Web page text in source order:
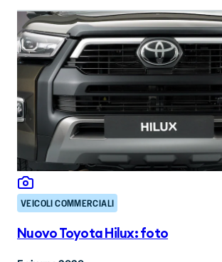
VEICOLI COMMERCIALI
Nuovo Toyota Hilux: foto